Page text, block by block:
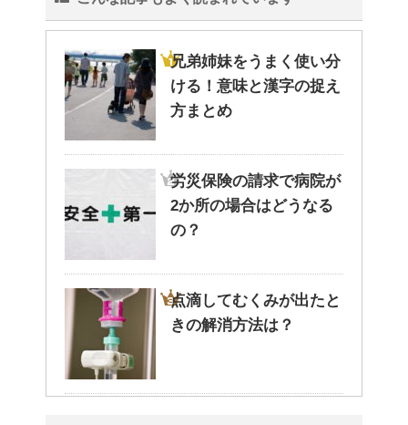
兄弟姉妹をうまく使い分
ける！意味と漢字の捉え
方まとめ
労災保険の請求で病院が
2か所の場合はどうなる
の？
点滴してむくみが出たと
きの解消方法は？